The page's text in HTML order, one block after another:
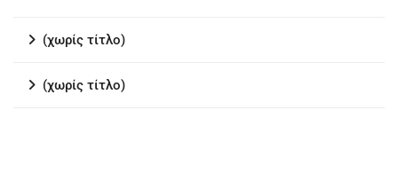
(χωρίς τίτλο)
(χωρίς τίτλο)